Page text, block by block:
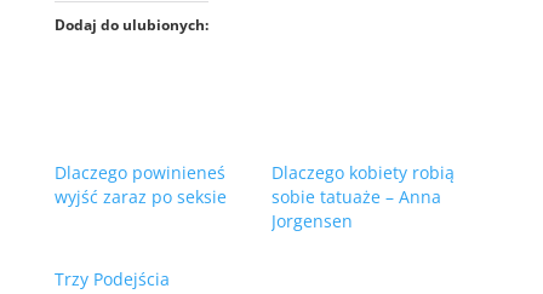
Dodaj do ulubionych:
Dlaczego powinieneś
wyjść zaraz po seksie
Dlaczego kobiety robią
sobie tatuaże – Anna
Jorgensen
Trzy Podejścia